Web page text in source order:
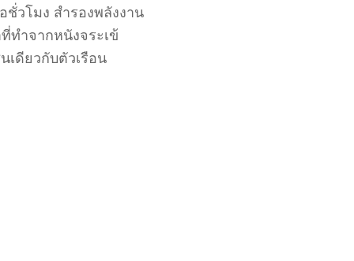
วโมง สำรองพลังงาน
ทำจากหนังจระเข้
เดียวกับตัวเรือน